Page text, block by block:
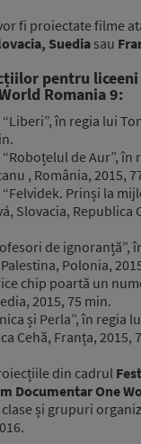
fi proiectate filme
Suedia sau
pentru
Romania 9:
în regia lui
de Aur”, în
, România, 2015,
Prinși la
Slovacia, Republica
de ignoranță”,
Polonia,
chip poartă un
2015, 75 min.
și Perla”, în regia
Cehă, Franța, 2015,
din cadrul
Documentar One
și grupuri